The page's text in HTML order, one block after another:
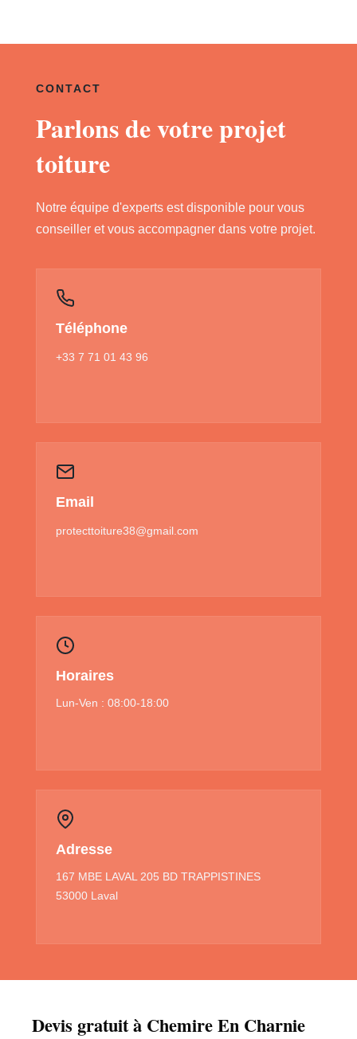
CONTACT
Parlons de votre projet
toiture
Notre équipe d'experts est disponible pour vous
conseiller et vous accompagner dans votre projet.
Téléphone
+33 7 71 01 43 96
Email
protecttoiture38@gmail.com
Horaires
Lun-Ven : 08:00-18:00
Adresse
167 MBE LAVAL 205 BD TRAPPISTINES
53000 Laval
Devis gratuit à Chemire En Charnie